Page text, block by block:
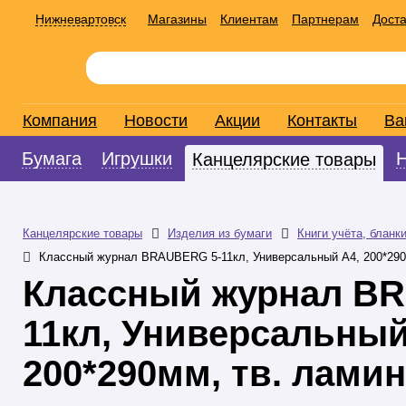
Нижневартовск Магазины Клиентам Партнерам
Компания Новости Акции Контакты
Бумага Игрушки Канцелярские товары
Канцелярские товары Изделия из бумаги
Книги учёта, бланки
Классный журнал BRAUBERG 5-11кл, Универсальный А4,
Классный журнал
11кл,
200*290мм, тв.